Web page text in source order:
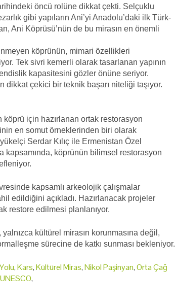
öncü rolüne dikkat çekti. Selçuklu
gibi yapıların Ani’yi Anadolu’daki ilk Türk-
Ani Köprüsü’nün de bu mirasın en önemli
köprünün, mimari özellikleri
Tek sivri kemerli olarak tasarlanan yapının
kapasitesini gözler önüne seriyor.
dikkat çekici bir teknik başarı niteliği taşıyor.
için hazırlanan ortak restorasyon
en somut örneklerinden biri olarak
Serdar Kılıç ile Ermenistan Özel
kapsamında, köprünün bilimsel restorasyon
kapsamlı arkeolojik çalışmalar
edildiğini açıkladı. Hazırlanacak projeler
restore edilmesi planlanıyor.
kültürel mirasın korunmasına değil,
sürecine de katkı sunması bekleniyor.
,Kars,Kültürel Miras,Nikol Paşinyan,Orta Çağ
UNESCO,